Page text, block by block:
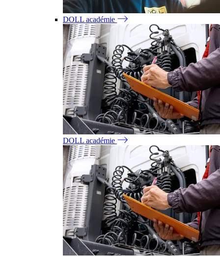
DOLL académie
DOLL académie